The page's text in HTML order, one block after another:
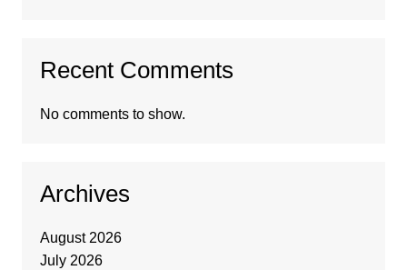
Recent Comments
No comments to show.
Archives
August 2026
July 2026